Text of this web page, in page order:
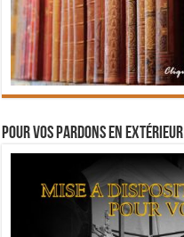
Pour vos pardons en extérieur